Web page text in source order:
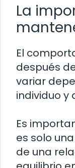
La
El
después
variar
individuo y
Es
es solo
de una